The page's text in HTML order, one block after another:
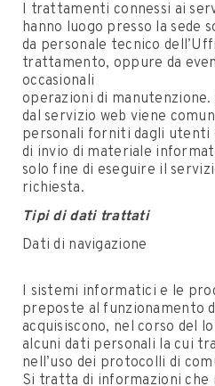
I trattamenti connessi ai
hanno luogo presso la sede
da personale tecnico
trattamento, oppure da
occasionali
operazioni di
dal servizio web viene
personali forniti dagli utenti
di invio di materiale
solo fine di eseguire il
richiesta.
Tipi di dati trattati
Dati di navigazione
I sistemi informatici e le
preposte al funzionamento
acquisiscono, nel corso del
alcuni dati personali la cui
nell’uso dei protocolli di
Si tratta di informazioni che